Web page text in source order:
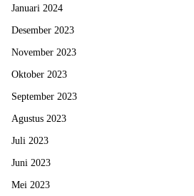
Januari 2024
Desember 2023
November 2023
Oktober 2023
September 2023
Agustus 2023
Juli 2023
Juni 2023
Mei 2023